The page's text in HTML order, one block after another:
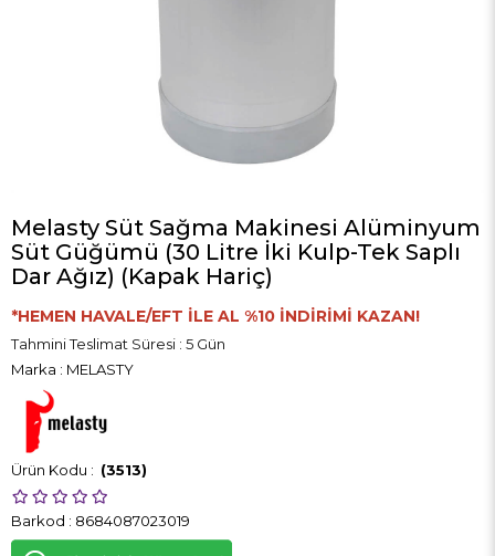
Melasty Süt Sağma Makinesi Alüminyum
Süt Güğümü (30 Litre İki Kulp-Tek Saplı
Dar Ağız) (Kapak Hariç)
*HEMEN HAVALE/EFT İLE AL %10 İNDİRİMİ KAZAN!
Tahmini Teslimat Süresi : 5 Gün
Marka : MELASTY
(3513)
Barkod : 8684087023019